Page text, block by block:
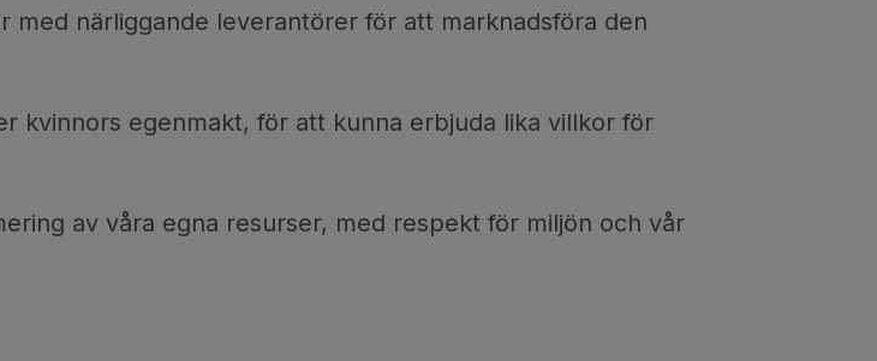
med närliggande leverantörer för att marknadsföra den
kvinnors egenmakt, för att kunna erbjuda lika villkor för
av våra egna resurser, med respekt för miljön och vår